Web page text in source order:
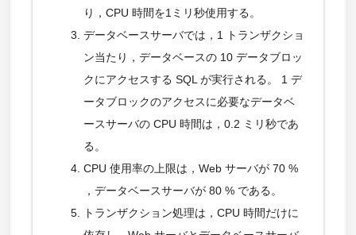
り，CPU 時間を1ミリ秒使用する。
データベースサーバでは，1 トランザクショ
ン当たり，データベースの 10 データブロッ
クにアクセスする SQL が実行される。 1 デ
ータブロックのアクセスに必要なデータベ
ースサーバの CPU 時間は，0.2 ミリ秒であ
る。
CPU 使用率の上限は，Web サーバが 70 %
，データベースサーバが 80 % である。
トランザクション処理は，CPU 時間だけに